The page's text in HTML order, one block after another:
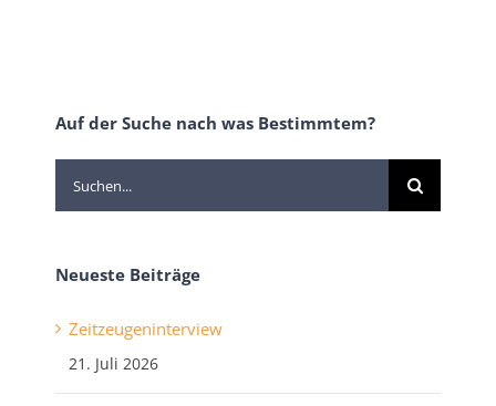
Auf der Suche nach was Bestimmtem?
Suche
nach:
Neueste Beiträge
Zeitzeugeninterview
21. Juli 2026